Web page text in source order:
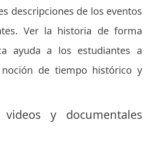
descripciones de los eventos
Ver la historia de forma
ayuda a los estudiantes a
de tiempo histórico y
y documentales